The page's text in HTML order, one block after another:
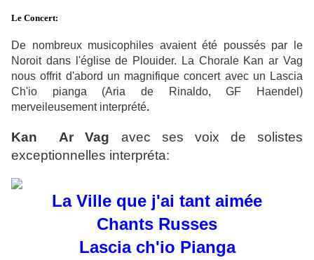
Le Concert:
De nombreux musicophiles avaient été poussés par le
Noroit dans l'église de Plouider. La Chorale Kan ar Vag
nous offrit d'abord un magnifique concert avec un Lascia
Ch'io pianga (Aria de Rinaldo, GF Haendel)
merveileusement interprété.
Kan Ar Vag avec ses voix de solistes
exceptionnelles interpréta:
La Ville que j'ai tant aimée
Chants Russes
Lascia ch'io Pianga